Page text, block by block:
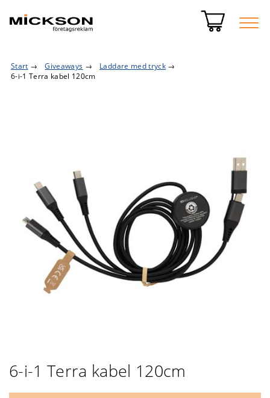
Start → Giveaways → Laddare med tryck →
6-i-1 Terra kabel 120cm
6-i-1 Terra kabel 120cm